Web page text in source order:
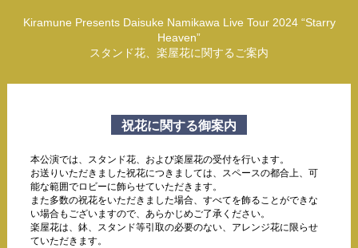
Kiramune Presents Daisuke Namikawa Live Tour 2024 “Starry
Heaven”
スタンド花、楽屋花に関するご案内
祝花に関する御案内
本公演では、スタンド花、および楽屋花の受付を行います。
お送りいただきました祝花につきましては、スペースの都合上、可
能な範囲でロビーに飾らせていただきます。
また多数の祝花をいただきました場合、すべてを飾ることができな
い場合もございますので、あらかじめご了承ください。
楽屋花は、鉢、スタンド等引取の必要のない、アレンジ花に限らせ
ていただきます。